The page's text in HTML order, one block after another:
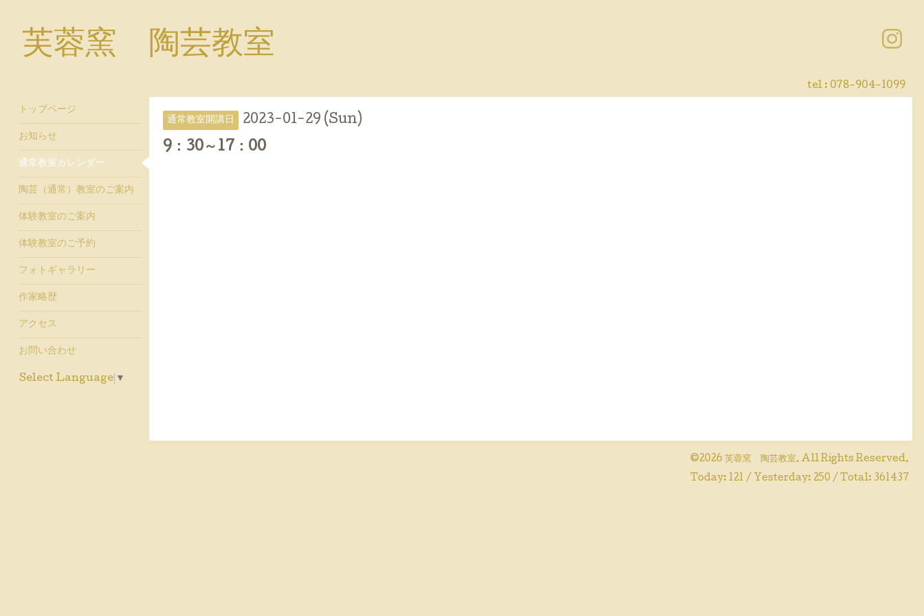
芙蓉窯 陶芸教室
tel : 078-904-1099
通常教室開講日 2023-01-29 (Sun)
9：30～17：00
©2026 芙蓉窯 陶芸教室. All Rights Reserved.
Today: 121 / Yesterday: 250 / Total: 361437
トップページ
お知らせ
通常教室カレンダー
陶芸（通常）教室のご案内
体験教室のご案内
体験教室のご予約
フォトギャラリー
作家略歴
アクセス
お問い合わせ
Select Language ▼